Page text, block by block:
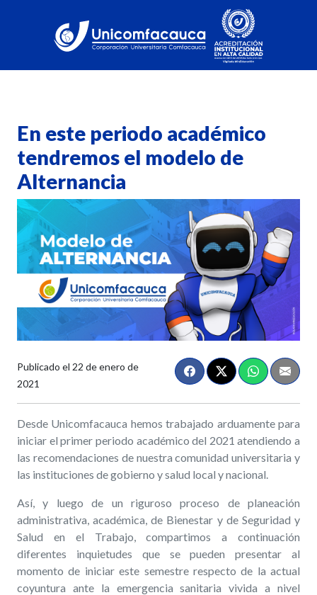
En este periodo académico
tendremos el modelo de
Alternancia
Publicado el 22 de enero de
2021
Desde Unicomfacauca hemos trabajado arduamente para
iniciar el primer periodo académico del 2021 atendiendo a
las recomendaciones de nuestra comunidad universitaria y
las instituciones de gobierno y salud local y nacional.
Así, y luego de un riguroso proceso de planeación
administrativa, académica, de Bienestar y de Seguridad y
Salud en el Trabajo, compartimos a continuación
diferentes inquietudes que se pueden presentar al
momento de iniciar este semestre respecto de la actual
coyuntura ante la emergencia sanitaria vivida a nivel